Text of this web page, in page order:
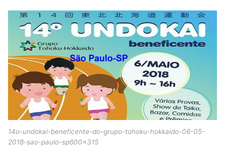
14o-undokai-beneficente-do-grupo-tohoku-hokkaido-06-05-
2018-sao-paulo-sp600x315